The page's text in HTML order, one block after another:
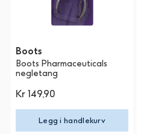
Boots
Boots Pharmaceuticals
negletang
Kr 149,90
Legg i handlekurv